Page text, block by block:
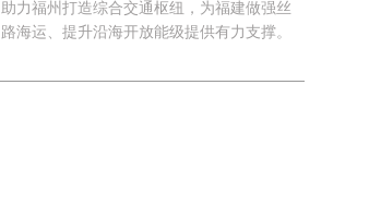
助力福州打造综合交通枢纽，为福建做强丝
路海运、提升沿海开放能级提供有力支撑。